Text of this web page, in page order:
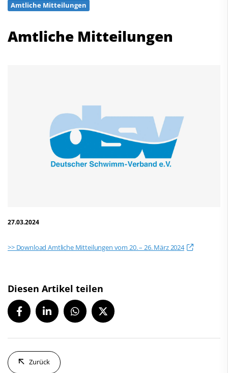
Amtliche Mitteilungen
Amtliche Mitteilungen
27.03.2024
>> Download Amtliche Mitteilungen vom 20. – 26. März 2024
Diesen Artikel teilen
Zurück
Schwimmen
Wasserspringen
Deutscher Schwimm-Verband e.V.
Korbacher Straße 93
D-34132 Kassel
Fax: +49 561 94083-15